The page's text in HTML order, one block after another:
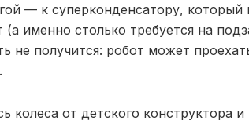
— к суперконденсатору, который
именно столько требуется на
не получится: робот может
колеса от детского конструктора и